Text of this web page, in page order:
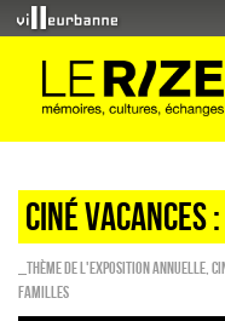
CINÉ VACANCES
_Thème de l'exposition annuelle
familles